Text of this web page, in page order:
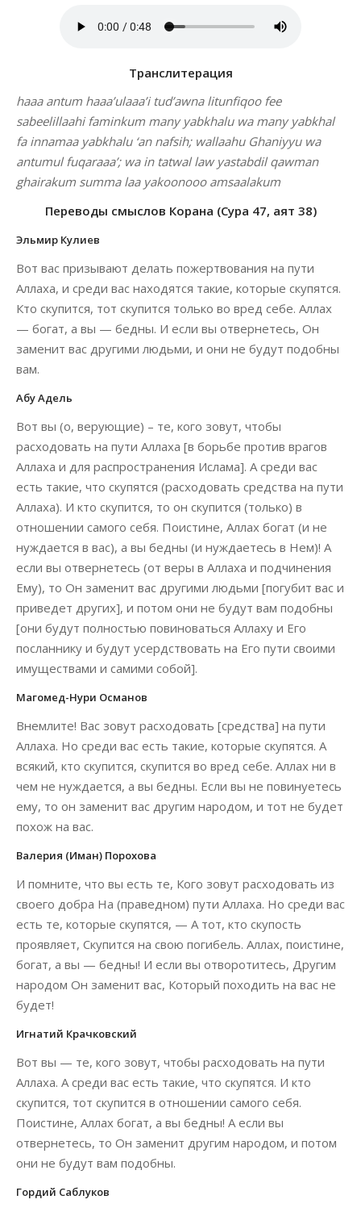
Транслитерация
haaa antum haaa’ulaaa’i tud’awna litunfiqoo fee
sabeelillaahi faminkum many yabkhalu wa many yabkhal
fa innamaa yabkhalu ‘an nafsih; wallaahu Ghaniyyu wa
antumul fuqaraaa’; wa in tatwal law yastabdil qawman
ghairakum summa laa yakoonooo amsaalakum
Переводы смыслов Корана (Сура 47, аят 38)
Эльмир Кулиев
Вот вас призывают делать пожертвования на пути
Аллаха, и среди вас находятся такие, которые скупятся.
Кто скупится, тот скупится только во вред себе. Аллах
— богат, а вы — бедны. И если вы отвернетесь, Он
заменит вас другими людьми, и они не будут подобны
вам.
Абу Адель
Вот вы (о, верующие) – те, кого зовут, чтобы
расходовать на пути Аллаха [в борьбе против врагов
Аллаха и для распространения Ислама]. А среди вас
есть такие, что скупятся (расходовать средства на пути
Аллаха). И кто скупится, то он скупится (только) в
отношении самого себя. Поистине, Аллах богат (и не
нуждается в вас), а вы бедны (и нуждаетесь в Нем)! А
если вы отвернетесь (от веры в Аллаха и подчинения
Ему), то Он заменит вас другими людьми [погубит вас и
приведет других], и потом они не будут вам подобны
[они будут полностью повиноваться Аллаху и Его
посланнику и будут усердствовать на Его пути своими
имуществами и самими собой].
Магомед-Нури Османов
Внемлите! Вас зовут расходовать [средства] на пути
Аллаха. Но среди вас есть такие, которые скупятся. А
всякий, кто скупится, скупится во вред себе. Аллах ни в
чем не нуждается, а вы бедны. Если вы не повинуетесь
ему, то он заменит вас другим народом, и тот не будет
похож на вас.
Валерия (Иман) Порохова
И помните, что вы есть те, Кого зовут расходовать из
своего добра На (праведном) пути Аллаха. Но среди вас
есть те, которые скупятся, — А тот, кто скупость
проявляет, Скупится на свою погибель. Аллах, поистине,
богат, а вы — бедны! И если вы отворотитесь, Другим
народом Он заменит вас, Который походить на вас не
будет!
Игнатий Крачковский
Вот вы — те, кого зовут, чтобы расходовать на пути
Аллаха. А среди вас есть такие, что скупятся. И кто
скупится, тот скупится в отношении самого себя.
Поистине, Аллах богат, а вы бедны! А если вы
отвернетесь, то Он заменит другим народом, и потом
они не будут вам подобны.
Гордий Саблуков